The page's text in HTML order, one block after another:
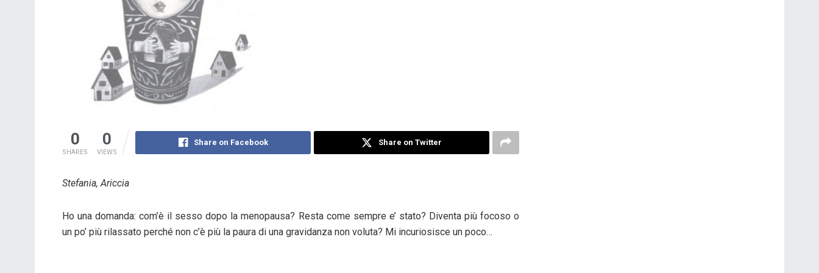
0
SHARES
0
VIEWS
Share on Facebook Share on Twitter
Stefania, Ariccia
Ho una domanda: com’è il sesso dopo la menopausa? Resta come sempre e’ stato? Diventa più focoso o
un po’ più rilassato perché non c’è più la paura di una gravidanza non voluta? Mi incuriosisce un poco…